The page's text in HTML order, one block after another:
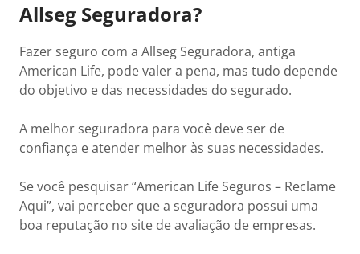
Allseg Seguradora?
Fazer seguro com a Allseg Seguradora, antiga
American Life, pode valer a pena, mas tudo depende
do objetivo e das necessidades do segurado.
A melhor seguradora para você deve ser de
confiança e atender melhor às suas necessidades.
Se você pesquisar “American Life Seguros – Reclame
Aqui”, vai perceber que a seguradora possui uma
boa reputação no site de avaliação de empresas.